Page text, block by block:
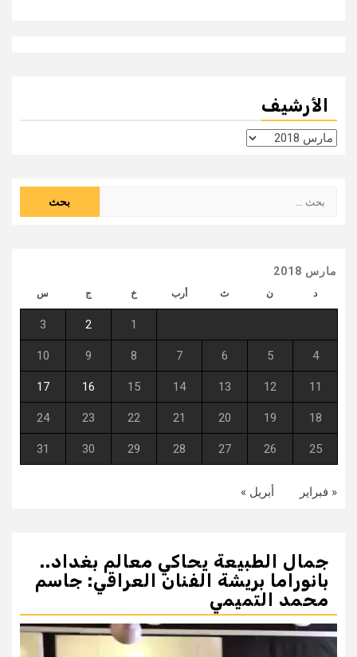
الأرشيف
الأرشيف
عن:
مارس 2018
د ن ث أرب خ ج س
1
2
3
4
5
6
7
8
9
10
11
12
13
14
15
16
17
18
19
20
21
22
23
24
25
26
27
28
29
30
31
« فبراير أبريل »
جمال الطبيعة يحاكي معالم بغداد..
بانوراما بريشة الفنان العراقي: جاسم
محمد التميمي
مشغل
الفيديو